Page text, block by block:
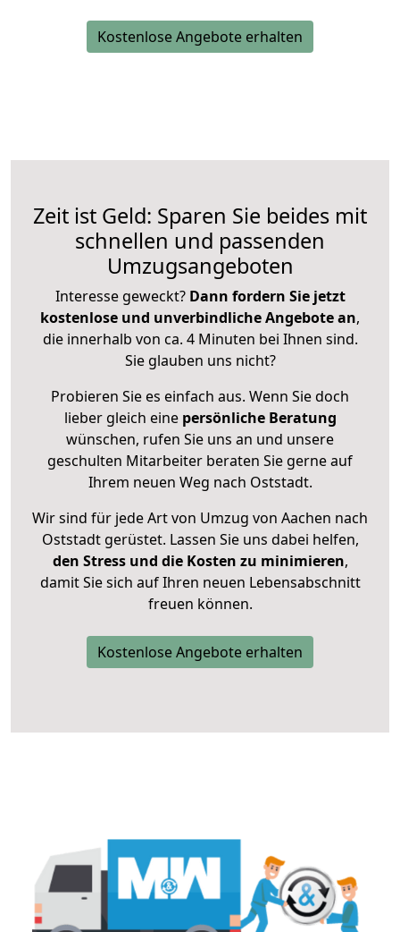
Kostenlose Angebote erhalten
Zeit ist Geld: Sparen Sie beides mit
schnellen und passenden
Umzugsangeboten
Interesse geweckt? Dann fordern Sie jetzt
kostenlose und unverbindliche Angebote an,
die innerhalb von ca. 4 Minuten bei Ihnen sind.
Sie glauben uns nicht?
Probieren Sie es einfach aus. Wenn Sie doch
lieber gleich eine persönliche Beratung
wünschen, rufen Sie uns an und unsere
geschulten Mitarbeiter beraten Sie gerne auf
Ihrem neuen Weg nach Oststadt.
Wir sind für jede Art von Umzug von Aachen nach
Oststadt gerüstet. Lassen Sie uns dabei helfen,
den Stress und die Kosten zu minimieren,
damit Sie sich auf Ihren neuen Lebensabschnitt
freuen können.
Kostenlose Angebote erhalten